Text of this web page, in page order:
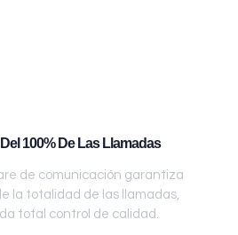
100% De Las Llamadas
de comunicación garantiza
la totalidad de las llamadas,
da total control de calidad.